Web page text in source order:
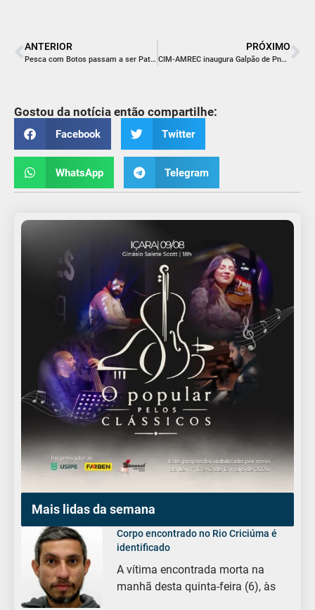
ANTERIOR
Pesca com Botos passam a ser Patrimônio Cultural do Brasil
PRÓXIMO
CIM-AMREC inaugura Galpão de Pneus da Usina de Asfalto
Gostou da notícia então compartilhe:
Facebook Twitter
WhatsApp Telegram
Mais lidas da semana
Corpo encontrado no Rio Criciúma é
identificado
A vítima encontrada morta na
manhã desta quinta-feira (6), às